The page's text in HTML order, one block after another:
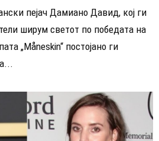
пејач Дамиано Давид, кој ги
ширум светот по победата на
„Måneskin“ постојано ги